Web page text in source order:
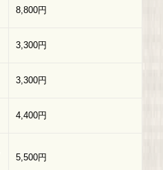
8,800円
3,300円
3,300円
4,400円
5,500円